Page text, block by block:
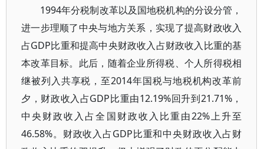
1994年分税制改革以及国地税机构的分设分管，
进一步理顺了中央与地方关系，实现了提高财政收入
占GDP比重和提高中央财政收入占财政收入比重的基
本改革目标。此后，随着企业所得税、个人所得税相
继被列入共享税，至2014年国税与地税机构改革前
夕，财政收入占GDP比重由12.19%回升到21.71%，
中央财政收入占全国财政收入比重由22%上升至
46.58%。财政收入占GDP比重和中央财政收入占财